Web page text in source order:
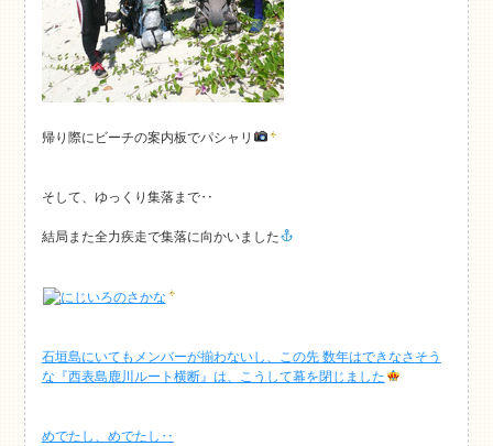
帰り際にビーチの案内板でパシャリ
そして、ゆっくり集落まで‥
結局また全力疾走で集落に向かいました
石垣島にいてもメンバーが揃わないし、この先 数年はできなさそう
な『西表島鹿川ルート横断』は、こうして幕を閉じました
めでたし、めでたし‥